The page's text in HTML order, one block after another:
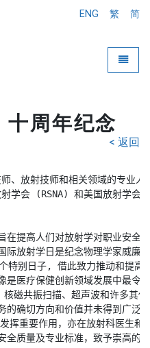
ENG 繁 简
十周年纪念
< 返回
、放射技师和相关领域的专业
学会 (RSNA) 和美国放射学会
在提高人们对放射学对职业安全
国际放射学日是纪念物理学家
特别日子, 借此致力推动和提高
是医疗保健创新领域发展中最令
磁共振扫描、超声波和许多其
的确切方向和价值并未得到广泛
挥重要作用，亦在放射科医生
全质量及专业标准，致予崇高的